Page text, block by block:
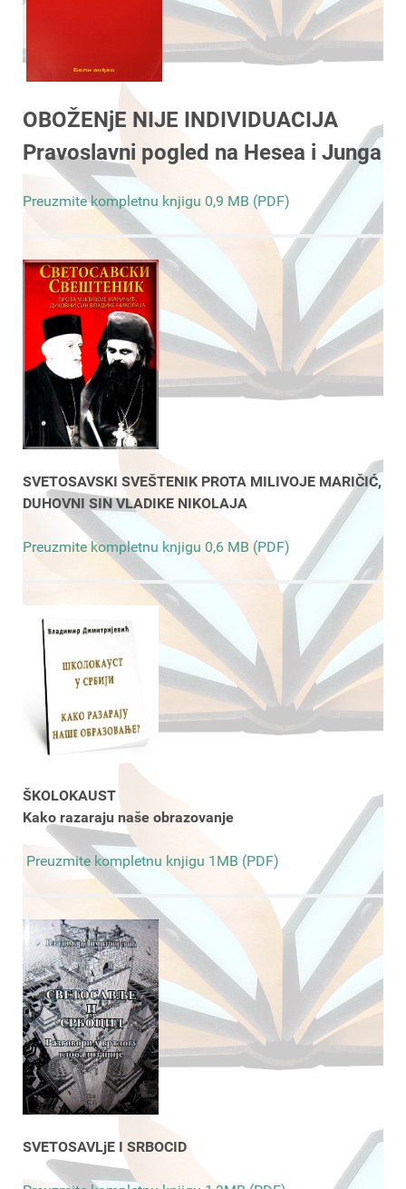
OBOŽENjE NIJE INDIVIDUACIJA
Pravoslavni pogled na Hesea i Junga
Preuzmite kompletnu knjigu 0,9 MB (PDF)
SVETOSAVSKI SVEŠTENIK PROTA MILIVOJE MARIČIĆ,
DUHOVNI SIN VLADIKE NIKOLAJA
Preuzmite kompletnu knjigu 0,6 MB (PDF)
ŠKOLOKAUST
Kako razaraju naše obrazovanje
Preuzmite kompletnu knjigu 1MB (PDF)
SVETOSAVLjE I SRBOCID